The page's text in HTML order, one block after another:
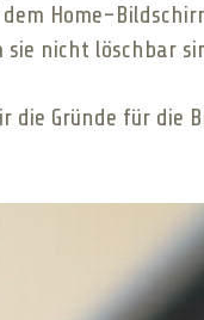
Home-
nicht löschbar
die Gründe für